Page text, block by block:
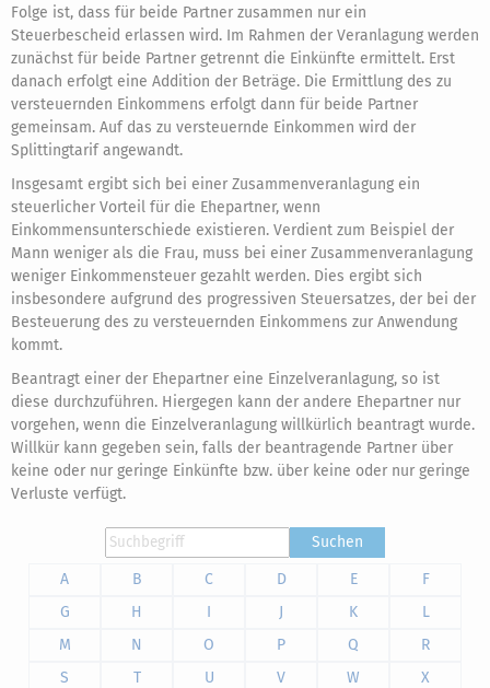
Folge ist, dass für beide Partner zusammen nur ein
Steuerbescheid erlassen wird. Im Rahmen der Veranlagung werden
zunächst für beide Partner getrennt die Einkünfte ermittelt. Erst
danach erfolgt eine Addition der Beträge. Die Ermittlung des zu
versteuernden Einkommens erfolgt dann für beide Partner
gemeinsam. Auf das zu versteuernde Einkommen wird der
Splittingtarif angewandt.
Insgesamt ergibt sich bei einer Zusammenveranlagung ein
steuerlicher Vorteil für die Ehepartner, wenn
Einkommensunterschiede existieren. Verdient zum Beispiel der
Mann weniger als die Frau, muss bei einer Zusammenveranlagung
weniger Einkommensteuer gezahlt werden. Dies ergibt sich
insbesondere aufgrund des progressiven Steuersatzes, der bei der
Besteuerung des zu versteuernden Einkommens zur Anwendung
kommt.
Beantragt einer der Ehepartner eine Einzelveranlagung, so ist
diese durchzuführen. Hiergegen kann der andere Ehepartner nur
vorgehen, wenn die Einzelveranlagung willkürlich beantragt wurde.
Willkür kann gegeben sein, falls der beantragende Partner über
keine oder nur geringe Einkünfte bzw. über keine oder nur geringe
Verluste verfügt.
Suchen
A
B C D E
F
G
H I J K
L
M
N O P Q
R
S
T U V W
X